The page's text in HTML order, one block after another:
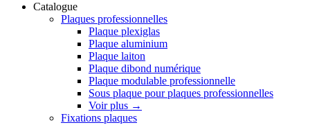
Catalogue
Plaques professionnelles
Plaque plexiglas
Plaque aluminium
Plaque laiton
Plaque dibond numérique
Plaque modulable professionnelle
Sous plaque pour plaques professionnelles
Voir plus →
Fixations plaques